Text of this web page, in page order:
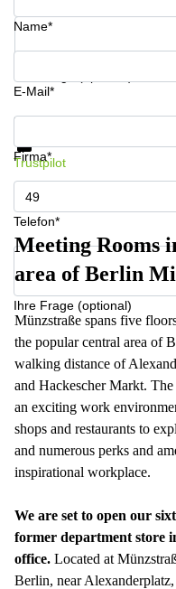
Meetingraum
Köln
Erhard-
Straße 18
Hamburg
Name*
E-Mail*
Firma*
Telefon*
Ihre Frage (optional)
Infos & Preise jetzt erhalten
Trustpilot
Meeting Rooms
area of Berlin
Münzstraße spans five
the popular central area of
walking distance of
and Hackescher Markt.
an exciting work
shops and restaurants to
and numerous perks and
inspirational workplace.
We are set to open our
former department store
office. Located at
Berlin, near